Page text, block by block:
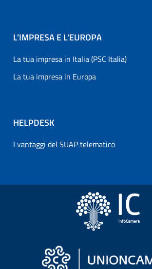
L’IMPRESA E L'EUROPA
La tua impresa in Italia (PSC Italia)
La tua impresa in Europa
HELPDESK
I vantaggi del SUAP telematico